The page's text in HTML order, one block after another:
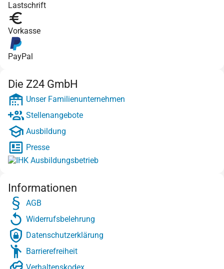
Lastschrift
Vorkasse
PayPal
Die Z24 GmbH
Unser Familienunternehmen
Stellenangebote
Ausbildung
Presse
Informationen
AGB
Widerrufsbelehrung
Datenschutzerklärung
Barrierefreiheit
Verhaltenskodex